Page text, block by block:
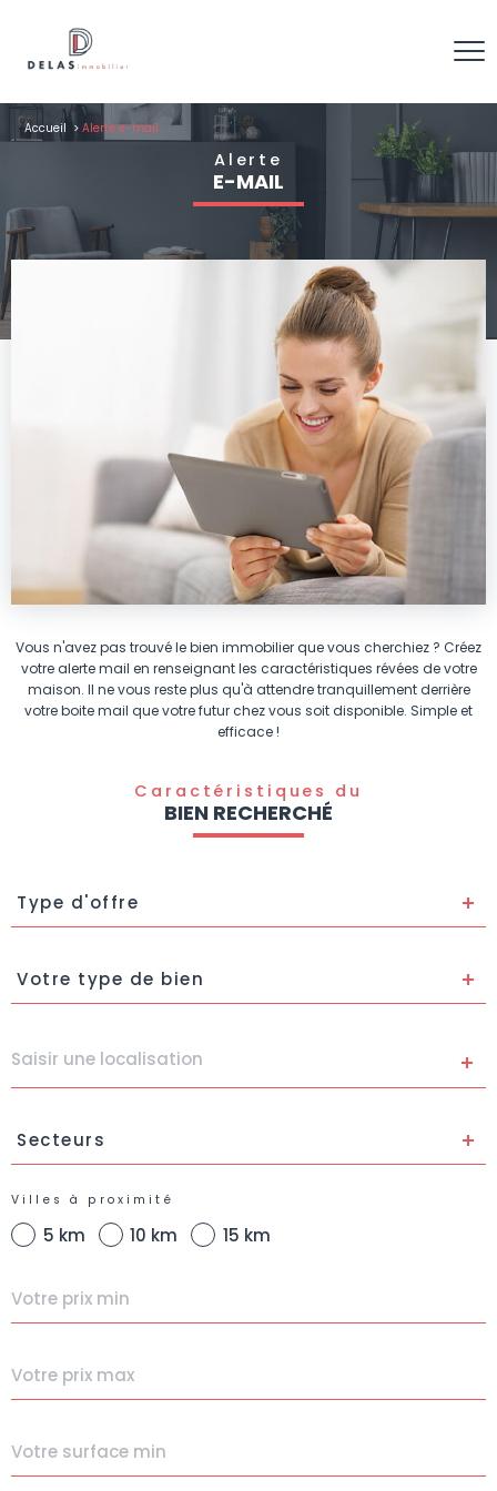
Accueil Alerte e-mail
Alerte
E-MAIL
Vous n'avez pas trouvé le bien immobilier que vous cherchiez ? Créez
votre alerte mail en renseignant les caractéristiques révées de votre
maison. Il ne vous reste plus qu'à attendre tranquillement derrière
votre boite mail que votre futur chez vous soit disponible. Simple et
efficace !
Caractéristiques du
BIEN RECHERCHÉ
d'offre
Type d'offre
de
bien
Votre type de bien
Secteurs
Villes à proximité
5 km 10 km 15 km
min
max
min